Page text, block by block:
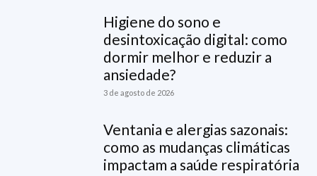
Higiene do sono e
desintoxicação digital: como
dormir melhor e reduzir a
ansiedade?
3 de agosto de 2026
Ventania e alergias sazonais:
como as mudanças climáticas
impactam a saúde respiratória